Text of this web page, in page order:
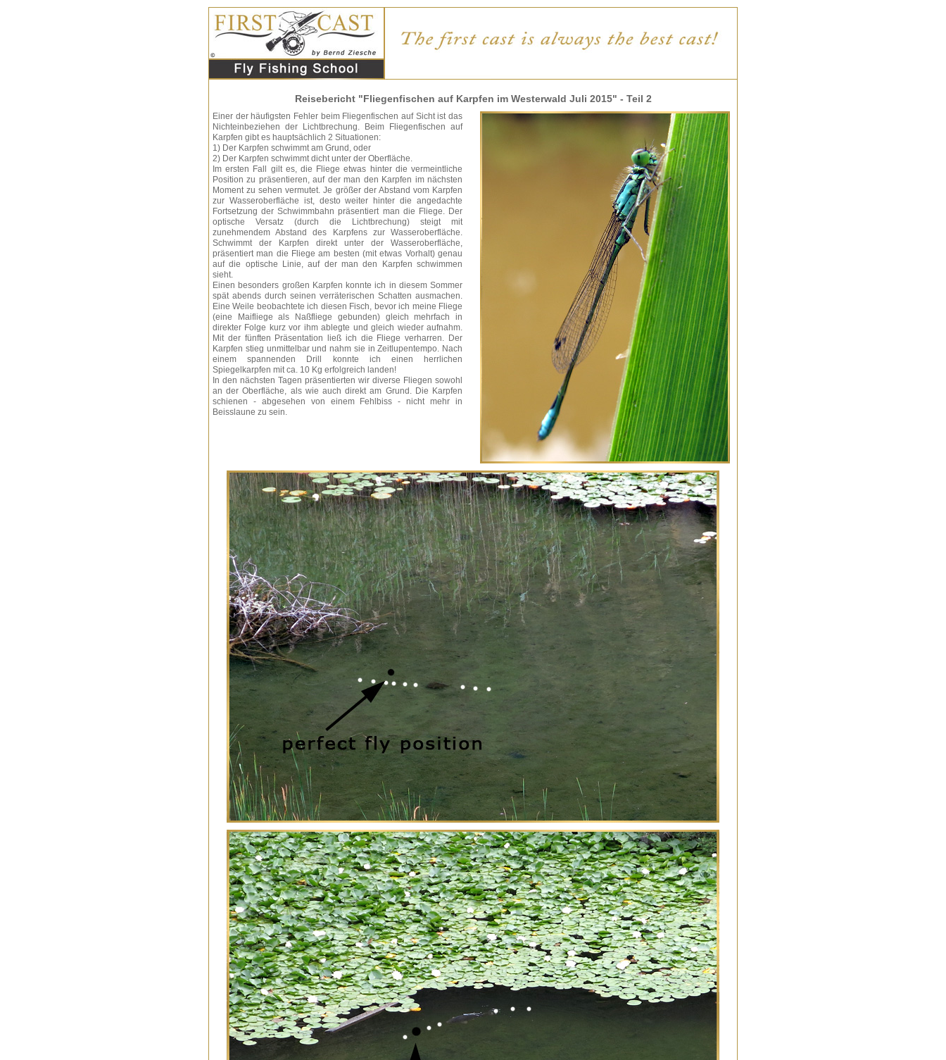
Reisebericht "Fliegenfischen auf Karpfen im Westerwald Juli 2015" - Teil 2
Einer der häufigsten Fehler beim Fliegenfischen auf Sicht ist das
Nichteinbeziehen der Lichtbrechung. Beim Fliegenfischen auf
Karpfen gibt es hauptsächlich 2 Situationen:
1) Der Karpfen schwimmt am Grund, oder
2) Der Karpfen schwimmt dicht unter der Oberfläche.
Im ersten Fall gilt es, die Fliege etwas hinter die vermeintliche
Position zu präsentieren, auf der man den Karpfen im nächsten
Moment zu sehen vermutet. Je größer der Abstand vom Karpfen
zur Wasseroberfläche ist, desto weiter hinter die angedachte
Fortsetzung der Schwimmbahn präsentiert man die Fliege. Der
optische Versatz (durch die Lichtbrechung) steigt mit
zunehmendem Abstand des Karpfens zur Wasseroberfläche.
Schwimmt der Karpfen direkt unter der Wasseroberfläche,
präsentiert man die Fliege am besten (mit etwas Vorhalt) genau
auf die optische Linie, auf der man den Karpfen schwimmen
sieht.
Einen besonders großen Karpfen konnte ich in diesem Sommer
spät abends durch seinen verräterischen Schatten ausmachen.
Eine Weile beobachtete ich diesen Fisch, bevor ich meine Fliege
(eine Maifliege als Naßfliege gebunden) gleich mehrfach in
direkter Folge kurz vor ihm ablegte und gleich wieder aufnahm.
Mit der fünften Präsentation ließ ich die Fliege verharren. Der
Karpfen stieg unmittelbar und nahm sie in Zeitlupentempo. Nach
einem spannenden Drill konnte ich einen herrlichen
Spiegelkarpfen mit ca. 10 Kg erfolgreich landen!
In den nächsten Tagen präsentierten wir diverse Fliegen sowohl
an der Oberfläche, als wie auch direkt am Grund. Die Karpfen
schienen - abgesehen von einem Fehlbiss - nicht mehr in
Beisslaune zu sein.